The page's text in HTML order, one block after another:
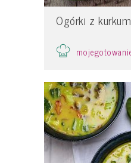
Ogórki z